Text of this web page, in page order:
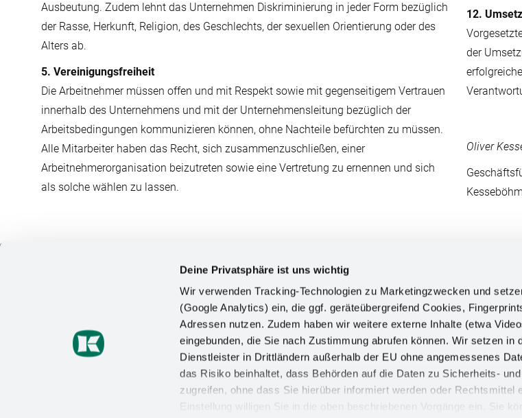
Deine Privatsphäre ist uns wichtig
Wir verwenden Tracking-Technologien zu Marketingzwecken und
(Google Analytics) ein, die ggf. geräteübergreifend Cookies,
Adressen nutzen. Zudem haben wir weitere externe Inhalte (etwa
eingebunden, die Sie nach Zustimmung abrufen können. Wir setzen in
Dienstleister in Drittländern außerhalb der EU ohne angemessenes
das Risiko beinhaltet, dass Behörden auf die Daten zu Sicherheits-
zugreifen, ohne dass Sie hierüber informiert werden oder Rechtsmittel
Einstellung willigen Sie in die oben beschriebenen Vorgänge ein. Sie
Ausbeutung. Zudem lehnt das Unternehmen Diskriminierung in jeder Form bezüglich
der Rasse, Herkunft, Religion, des Geschlechts, der sexuellen Orientierung oder des
Alters ab.
5. Vereinigungsfreiheit
Die Arbeitnehmer müssen offen und mit Respekt sowie mit gegenseitigem Vertrauen
innerhalb des Unternehmens und mit der Unternehmensleitung bezüglich der
Arbeitsbedingungen kommunizieren können, ohne Nachteile befürchten zu müssen.
Alle Mitarbeiter haben das Recht, sich zusammenzuschließen, einer
Arbeitnehmerorganisation beizutreten sowie eine Vertretung zu ernennen und sich
als solche wählen zu lassen.
12.
der
Oliver
Mindener Straße 208
49152 Bad Essen
E-Mail: info@kesseboehmer.de
INFOS
Über Kesseböhmer
Initiativbewerbung
Aktuelles
FAQ